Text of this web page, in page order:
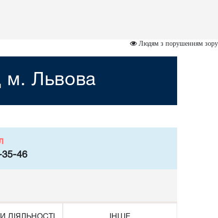
Людям з порушенням зору
м. Львова
35-46